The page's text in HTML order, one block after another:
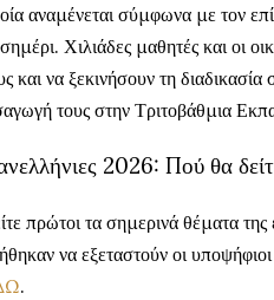
αναμένεται σύμφωνα με τον
Χιλιάδες μαθητές και οι
και να ξεκινήσουν τη
τους στην Τριτοβάθμια
2026: Πού θα
πρώτοι τα σημερινά θέματα
να εξεταστούν οι
.